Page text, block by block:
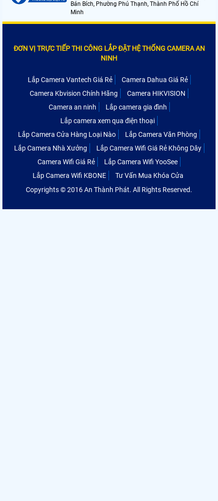
Bán Bích, Phường Phú Thạnh, Thành Phố Hồ Chí
Minh
ĐƠN VỊ TRỰC TIẾP THI CÔNG LẮP ĐẶT HỆ THỐNG CAMERA AN
NINH
Lắp Camera Vantech Giá Rẻ
Camera Dahua Giá Rẻ
Camera Kbvision Chính Hãng
Camera HIKVISION
Camera an ninh
Lắp camera gia đình
Lắp camera xem qua điện thoại
Lắp Camera Cửa Hàng Loại Nào
Lắp Camera Văn Phòng
Lắp Camera Nhà Xưởng
Lắp Camera Wifi Giá Rẻ Không Dây
Camera Wifi Giá Rẻ
Lắp Camera Wifi YooSee
Lắp Camera Wifi KBONE
Tư Vấn Mua Khóa Cửa
Copyrights © 2016 An Thành Phát. All Rights Reserved.